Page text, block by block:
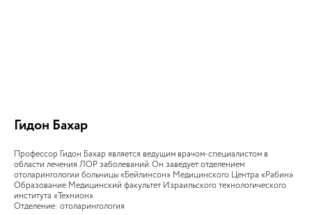
Гидон Бахар
Профессор Гидон Бахар является ведущим врачом-специалистом в
области лечения ЛОР заболеваний. Он заведует отделением
отоларингологии больницы «Бейлинсон» Медицинского Центра «Рабин».
Образование Медицинский факультет Израильского технологического
института «Технион»
Отделение: отоларингология